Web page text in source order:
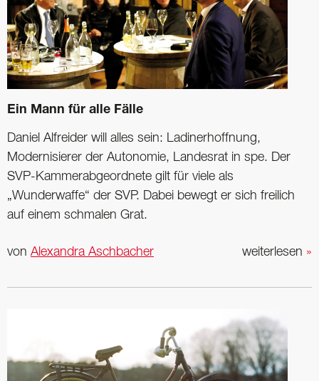
Ein Mann für alle Fälle
Daniel Alfreider will alles sein: Ladinerhoffnung,
Modernisierer der Autonomie, Landesrat in spe. Der
SVP-Kammerabgeordnete gilt für viele als
„Wunderwaffe“ der SVP. Dabei bewegt er sich freilich
auf einem schmalen Grat.
weiterlesen »
von Alexandra Aschbacher